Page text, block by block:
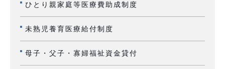
ひとり親家庭等医療費助成制度
未熟児養育医療給付制度
母子・父子・寡婦福祉資金貸付